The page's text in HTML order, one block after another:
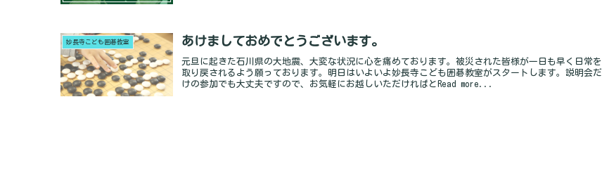
妙長寺こども囲碁教室 あけましておめでとうございます。
元旦に起きた石川県の大地震、大変な状況に心を痛めております。被災された皆様が一日も早く日常を
取り戻されるよう願っております。明日はいよいよ妙長寺こども囲碁教室がスタートします。説明会だ
けの参加でも大丈夫ですので、お気軽にお越しいただければとRead more...